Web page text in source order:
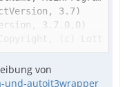
von
und-autoit3wrapper